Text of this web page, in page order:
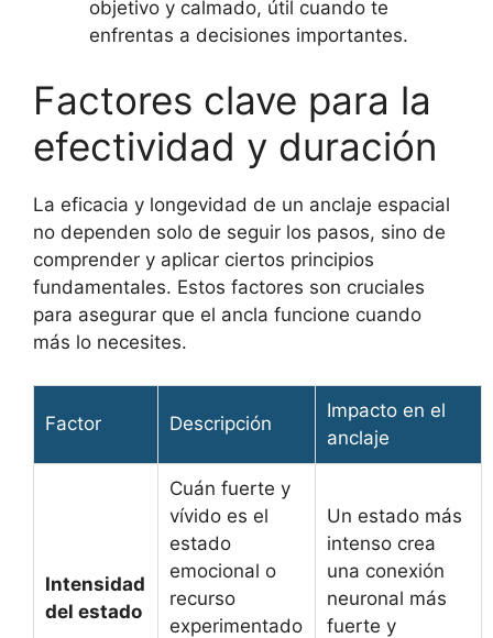
objetivo y calmado, útil cuando te
enfrentas a decisiones importantes.
Factores clave para la
efectividad y duración
La eficacia y longevidad de un anclaje espacial
no dependen solo de seguir los pasos, sino de
comprender y aplicar ciertos principios
fundamentales. Estos factores son cruciales
para asegurar que el ancla funcione cuando
más lo necesites.
Factor Descripción
Impacto en el
anclaje
Intensidad
del estado
Cuán fuerte y
vívido es el
estado
emocional o
recurso
experimentado
Un estado más
intenso crea
una conexión
neuronal más
fuerte y